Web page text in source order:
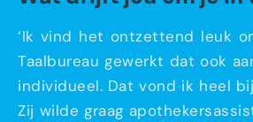
‘Ik vind het ontzettend leuk
Taalbureau gewerkt dat ook
individueel. Dat vond ik heel
Zij wilde graag